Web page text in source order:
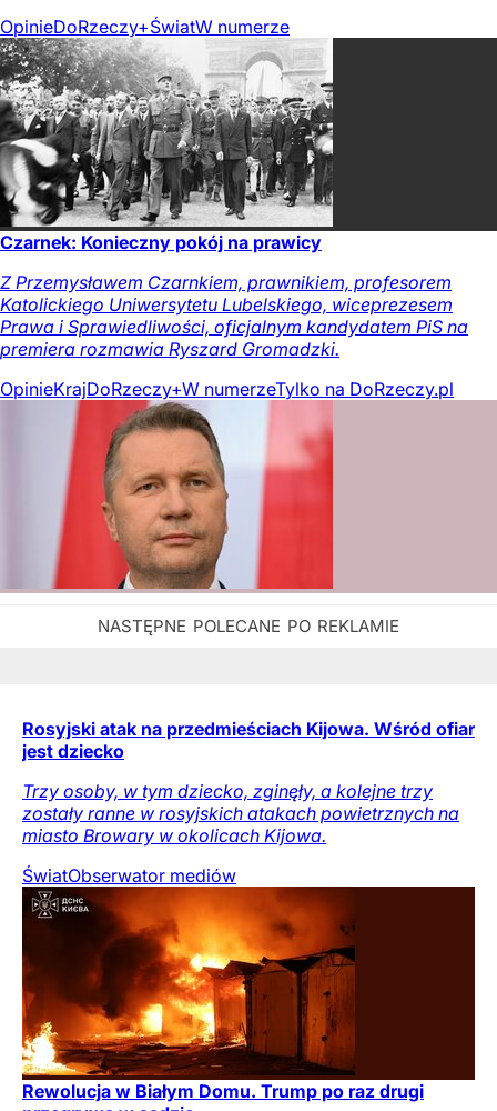
OpinieDoRzeczy+ŚwiatW numerze
Czarnek: Konieczny pokój na prawicy
Z Przemysławem Czarnkiem, prawnikiem, profesorem
Katolickiego Uniwersytetu Lubelskiego, wiceprezesem
Prawa i Sprawiedliwości, oficjalnym kandydatem PiS na
premiera rozmawia Ryszard Gromadzki.
OpinieKrajDoRzeczy+W numerzeTylko na DoRzeczy.pl
Rosyjski atak na przedmieściach Kijowa. Wśród ofiar
jest dziecko
Trzy osoby, w tym dziecko, zginęły, a kolejne trzy
zostały ranne w rosyjskich atakach powietrznych na
miasto Browary w okolicach Kijowa.
ŚwiatObserwator mediów
Rewolucja w Białym Domu. Trump po raz drugi